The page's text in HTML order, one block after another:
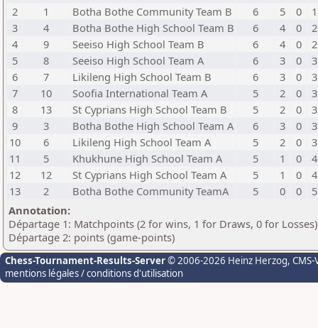
2
1 Botha Bothe Community Team B 6 5 0
1
3
4 Botha Bothe High School Team B 6 4 0
2
4
9 Seeiso High School Team B 6 4 0
2
5
8 Seeiso High School Team A 6 3 0
3
6
7 Likileng High School Team B 6 3 0
3
7
10 Soofia International Team A 5 2 0
3
8
13 St Cyprians High School Team B 5 2 0
3
9
3 Botha Bothe High School Team A 6 3 0
3
10
6 Likileng High School Team A 5 2 0
3
11
5 Khukhune High School Team A 5 1 0
4
12
12 St Cyprians High School Team A 5 1 0
4
13
2 Botha Bothe Community TeamA 5 0 0
5
Annotation:
Départage 1: Matchpoints (2 for wins, 1 for Draws, 0 for Losses)
Départage 2: points (game-points)
Chess-Tournament-Results-Server© 2006-2026 Heinz Herzog,
mentions légales / conditions d'utilisation